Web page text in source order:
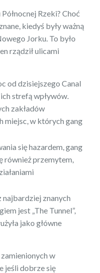
Rzeki? Choć
kiedyś były ważną
Jorku. To było
rządził ulicami
od dzisiejszego Canal
strefą wpływów.
zakładów
miejsc, w których gang
się hazardem, gang
również przemytem,
najbardziej znanych
jest „The Tunnel”,
jako główne
w
jeśli dobrze się